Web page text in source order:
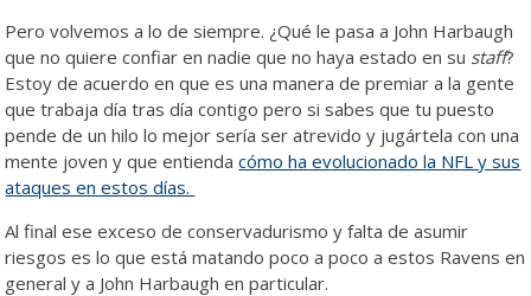
Pero volvemos a lo de siempre. ¿Qué le pasa a John Harbaugh
que no quiere confiar en nadie que no haya estado en su staff?
Estoy de acuerdo en que es una manera de premiar a la gente
que trabaja día tras día contigo pero si sabes que tu puesto
pende de un hilo lo mejor sería ser atrevido y jugártela con una
mente joven y que entiendacómo ha evolucionado la NFL y sus
ataques en estos días.
Al final ese exceso de conservadurismo y falta de asumir
riesgos es lo que está matando poco a poco a estos Ravens en
general y a John Harbaugh en particular.